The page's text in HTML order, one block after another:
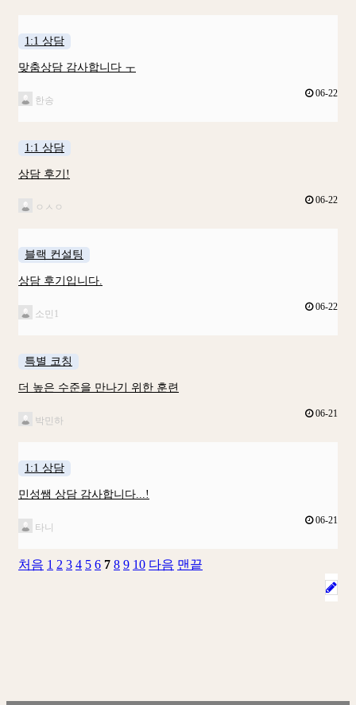
1:1 상담
맞춤상담 감사합니다 ㅜ
한송
06-22
1:1 상담
상담 후기!
ㅇㅅㅇ
06-22
블랙 컨설팅
상담 후기입니다.
소민1
06-22
특별 코칭
더 높은 수준을 만나기 위한 훈련
박민하
06-21
1:1 상담
민성쌤 상담 감사합니다...!
타니
06-21
처음 1 2 3 4 5 6 7 8 9 10 다음 맨끝